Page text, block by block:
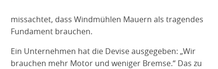
missachtet, dass Windmühlen Mauern als tragendes
Fundament brauchen.
Ein Unternehmen hat die Devise ausgegeben: „Wir
brauchen mehr Motor und weniger Bremse.“ Das zu